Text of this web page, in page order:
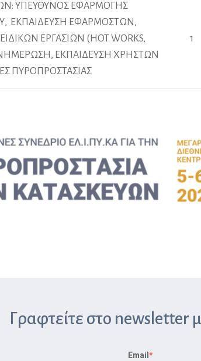
ΥΠΕΥΘΥΝΟΣ ΕΦΑΡΜΟΓΗΣ
ΕΚΠΑΙΔΕΥΣΗ ΕΦΑΡΜΟΣΤΩΝ,
ΕΡΓΑΣΙΩΝ (HOT WORKS,
ΕΝΗΜΕΡΩΣΗ, ΕΚΠΑΙΔΕΥΣΗ ΧΡΗΣΤΩΝ
ΠΥΡΟΠΡΟΣΤΑΣΙΑΣ
1
Γραφτείτε στο newsletter
Email